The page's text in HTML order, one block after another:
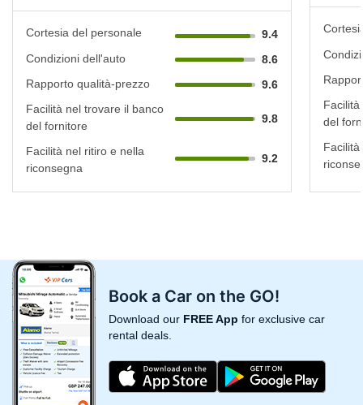
Cortesia del personale
9.4
Condizioni dell'auto
8.6
Rapporto qualità-prezzo
9.6
Facilità nel trovare il banco
del fornitore
9.8
Facilità nel ritiro e nella
riconsegna
9.2
del
Book a Car on the GO!
Download our FREE App for exclusive car
rental deals.